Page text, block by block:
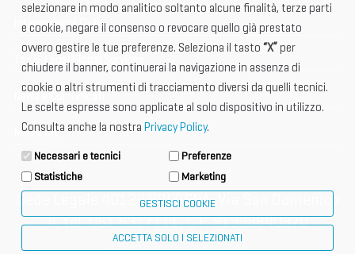
International Club
Tax & Legal Global Services
News e Comunicati
Media Kit
Sede Legale 40124 BOLOGNA, Via San Domenico
4, tel. 051 6317111, C.F. 91398840370
privacy policy cookie policy
selezionare in modo analitico soltanto alcune finalità, terze parti
e cookie, negare il consenso o revocare quello già prestato
ovvero gestire le tue preferenze. Seleziona il tasto “X” per
chiudere il banner, continuerai la navigazione in assenza di
cookie o altri strumenti di tracciamento diversi da quelli tecnici.
Le scelte espresse sono applicate al solo dispositivo in utilizzo.
Consulta anche la nostra Privacy Policy.
Necessari e tecnici
Preferenze
Statistiche
Marketing
GESTISCI COOKIE
ACCETTA SOLO I SELEZIONATI